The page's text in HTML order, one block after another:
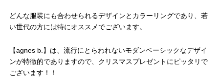
どんな服装にも合わせられるデザインとカラーリングであり、若
い世代の方には特にオススメでございます。
【agnes b.】は、流行にとらわれないモダンベーシックなデザイ
ンが特徴的でありますので、クリスマスプレゼントにピッタリで
ございます！！